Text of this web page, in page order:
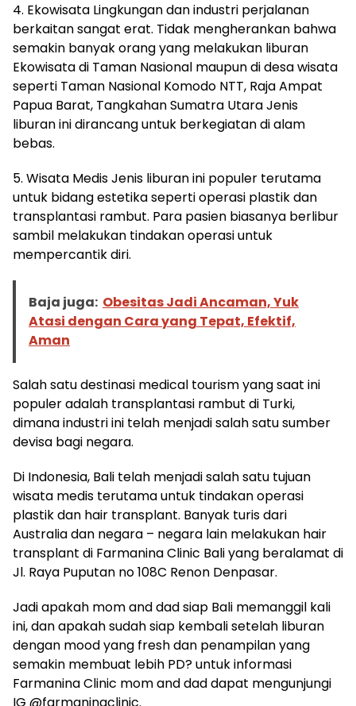
4. Ekowisata Lingkungan dan industri perjalanan
berkaitan sangat erat. Tidak mengherankan bahwa
semakin banyak orang yang melakukan liburan
Ekowisata di Taman Nasional maupun di desa wisata
seperti Taman Nasional Komodo NTT, Raja Ampat
Papua Barat, Tangkahan Sumatra Utara Jenis
liburan ini dirancang untuk berkegiatan di alam
bebas.
5. Wisata Medis Jenis liburan ini populer terutama
untuk bidang estetika seperti operasi plastik dan
transplantasi rambut. Para pasien biasanya berlibur
sambil melakukan tindakan operasi untuk
mempercantik diri.
Baja juga: Obesitas Jadi Ancaman, Yuk
Atasi dengan Cara yang Tepat, Efektif,
Aman
Salah satu destinasi medical tourism yang saat ini
populer adalah transplantasi rambut di Turki,
dimana industri ini telah menjadi salah satu sumber
devisa bagi negara.
Di Indonesia, Bali telah menjadi salah satu tujuan
wisata medis terutama untuk tindakan operasi
plastik dan hair transplant. Banyak turis dari
Australia dan negara – negara lain melakukan hair
transplant di Farmanina Clinic Bali yang beralamat di
Jl. Raya Puputan no 108C Renon Denpasar.
Jadi apakah mom and dad siap Bali memanggil kali
ini, dan apakah sudah siap kembali setelah liburan
dengan mood yang fresh dan penampilan yang
semakin membuat lebih PD? untuk informasi
Farmanina Clinic mom and dad dapat mengunjungi